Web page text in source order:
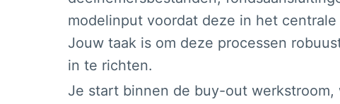
modelinput voordat deze in het
Jouw taak is om deze processen
in te richten.
Je start binnen de buy-out